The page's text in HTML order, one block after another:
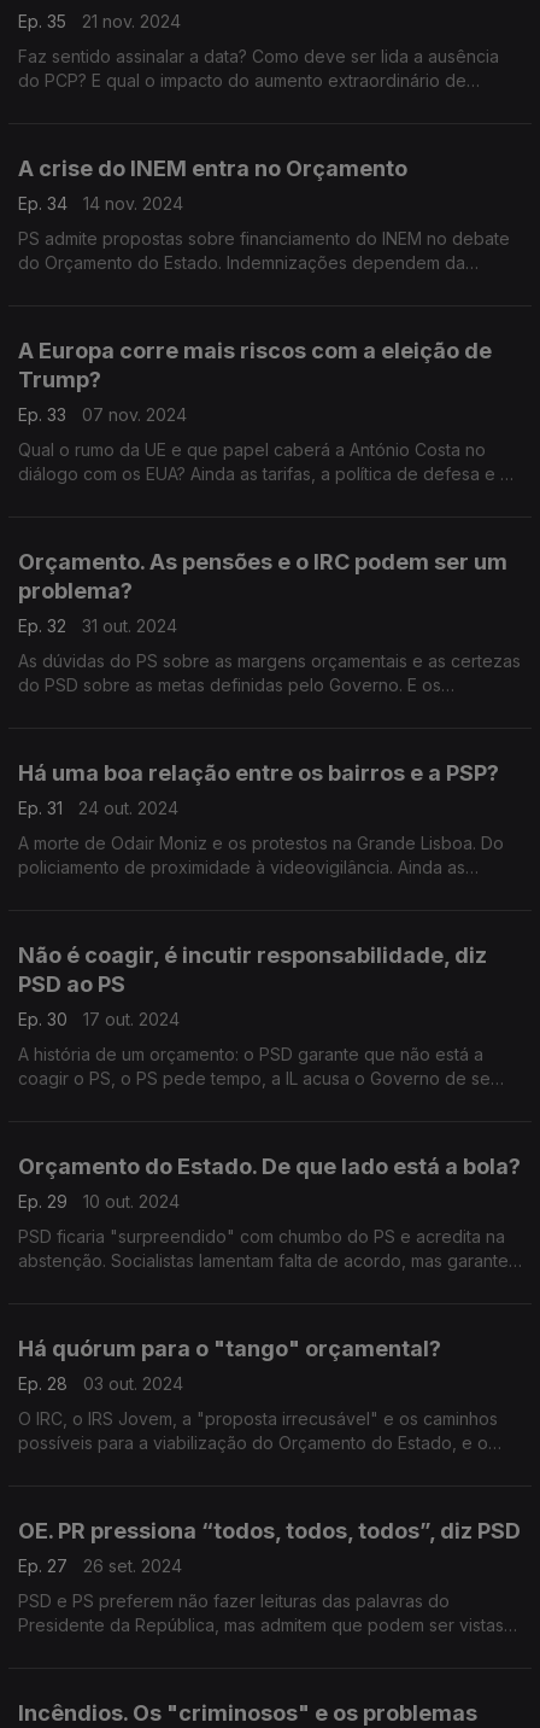
Ep. 35
21 nov. 2024
Faz sentido assinalar a data? Como deve ser lida a ausência
do PCP? E qual o impacto do aumento extraordinário de
A crise do INEM entra no Orçamento
Ep. 34
14 nov. 2024
PS admite propostas sobre financiamento do INEM no debate
do Orçamento do Estado. Indemnizações dependem da
A Europa corre mais riscos com a eleição de
Trump?
Ep. 33
07 nov. 2024
Qual o rumo da UE e que papel caberá a António Costa no
diálogo com os EUA? Ainda as tarifas, a política de defesa e o
Orçamento. As pensões e o IRC podem ser um
problema?
Ep. 32
31 out. 2024
As dúvidas do PS sobre as margens orçamentais e as certezas
do PSD sobre as metas definidas pelo Governo. E os
Há uma boa relação entre os bairros e a PSP?
Ep. 31
24 out. 2024
A morte de Odair Moniz e os protestos na Grande Lisboa. Do
policiamento de proximidade à videovigilância. Ainda as
Não é coagir, é incutir responsabilidade, diz
PSD ao PS
Ep. 30
17 out. 2024
A história de um orçamento: o PSD garante que não está a
coagir o PS, o PS pede tempo, a IL acusa o Governo de se
Orçamento do Estado. De que lado está a bola?
Ep. 29
10 out. 2024
PSD ficaria "surpreendido" com chumbo do PS e acredita na
abstenção. Socialistas lamentam falta de acordo, mas garantem
Há quórum para o "tango" orçamental?
Ep. 28
03 out. 2024
O IRC, o IRS Jovem, a "proposta irrecusável" e os caminhos
possíveis para a viabilização do Orçamento do Estado, e o
OE. PR pressiona “todos, todos, todos”, diz PSD
Ep. 27
26 set. 2024
PSD e PS preferem não fazer leituras das palavras do
Presidente da República, mas admitem que podem ser vistas
Incêndios. Os "criminosos" e os problemas